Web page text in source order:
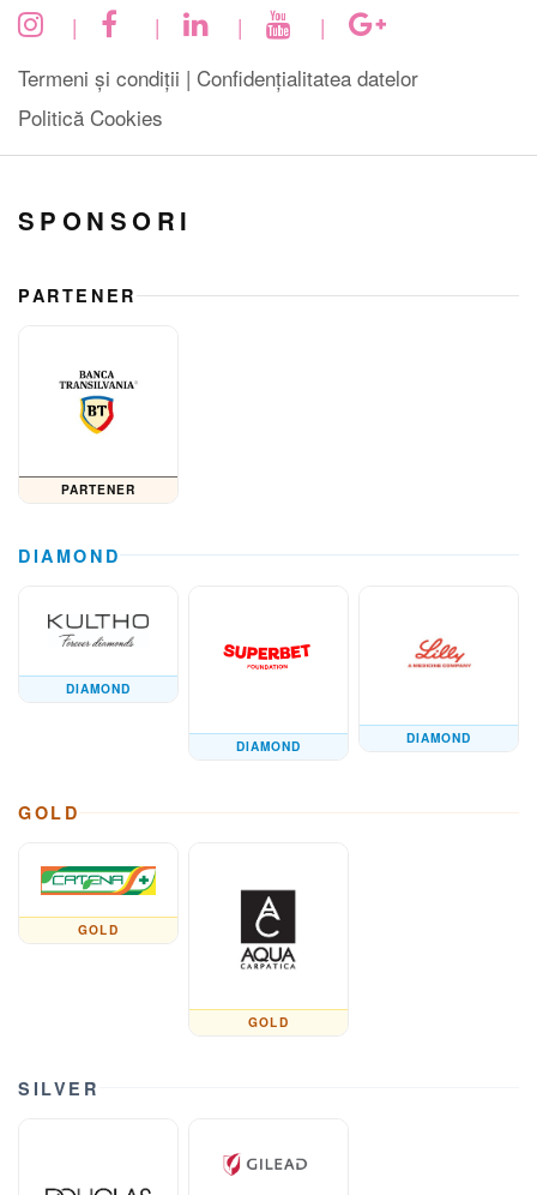
| | |
|
Termeni și condiții | Confidențialitatea datelor
Politică Cookies
SPONSORI
PARTENER
PARTENER
DIAMOND
DIAMOND
DIAMOND
DIAMOND
GOLD
GOLD
GOLD
SILVER